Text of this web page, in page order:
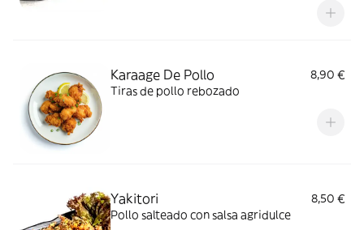
Karaage De Pollo
8,90 €
Tiras de pollo rebozado
Yakitori
8,50 €
Pollo salteado con salsa agridulce